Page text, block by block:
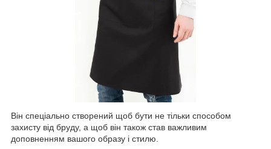
Він спеціально створений щоб бути не тільки способом
захисту від бруду, а щоб він також став важливим
доповненням вашого образу і стилю.